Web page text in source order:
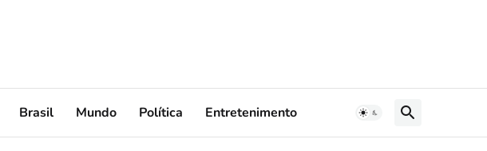
Brasil Mundo Política Entretenimento